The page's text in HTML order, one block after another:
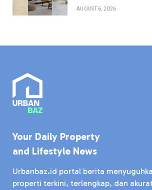
AUGUST 6, 2026
Your Daily Property
and Lifestyle News
Urbanbaz.id portal berita
properti terkini, terlengkap, dan